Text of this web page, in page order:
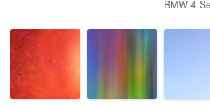
BMW 4-